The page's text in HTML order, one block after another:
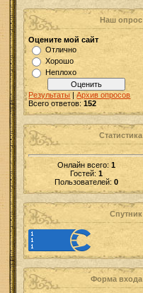
Наш опрос
Оцените мой сайт
Отлично
Хорошо
Неплохо
Результаты |Архив опросов
Всего ответов:152
Статистика
Онлайн всего:1
Гостей:1
Пользователей:0
Спутник
Форма входа